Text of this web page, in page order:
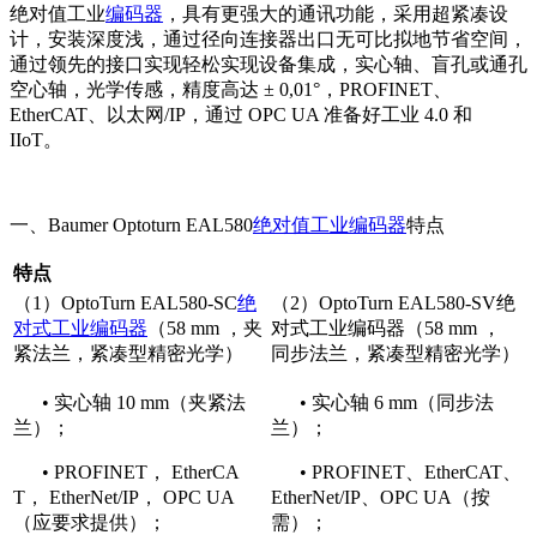
绝对值工业编码器 ，具有更强大的通讯功能，采用超紧凑设
计，安装深度浅，通过径向连接器出口无可比拟地节省空间，
通过领先的接口实现轻松实现设备集成，实心轴、盲孔或通孔
空心轴，光学传感，精度高达 ± 0,01°，PROFINET、
EtherCAT、以太网/IP，通过 OPC UA 准备好工业 4.0 和
IIoT。
一、Baumer Optoturn EAL580绝对值工业编码器特点
特点
（1）OptoTurn EAL580-SC绝
对式工业编码器 （58 mm ，夹
紧法兰，紧凑型精密光学）
（2）OptoTurn EAL580-SV绝
对式工业编码器（58 mm ，
同步法兰，紧凑型精密光学）
• 实心轴 10 mm（夹紧法
兰）；
• PROFINET， EtherCA
T， EtherNet/IP， OPC UA
（应要求提供）；
• 实心轴 6 mm（同步法
兰）；
• PROFINET、EtherCAT、
EtherNet/IP、OPC UA（按
需）；